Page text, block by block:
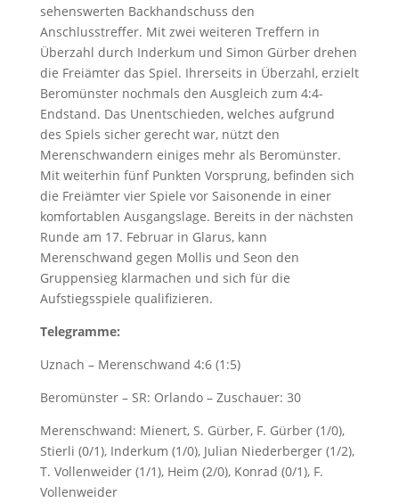
sehenswerten Backhandschuss den
Anschlusstreffer. Mit zwei weiteren Treffern in
Überzahl durch Inderkum und Simon Gürber drehen
die Freiämter das Spiel. Ihrerseits in Überzahl, erzielt
Beromünster nochmals den Ausgleich zum 4:4-
Endstand. Das Unentschieden, welches aufgrund
des Spiels sicher gerecht war, nützt den
Merenschwandern einiges mehr als Beromünster.
Mit weiterhin fünf Punkten Vorsprung, befinden sich
die Freiämter vier Spiele vor Saisonende in einer
komfortablen Ausgangslage. Bereits in der nächsten
Runde am 17. Februar in Glarus, kann
Merenschwand gegen Mollis und Seon den
Gruppensieg klarmachen und sich für die
Aufstiegsspiele qualifizieren.
Telegramme:
Uznach – Merenschwand 4:6 (1:5)
Beromünster – SR: Orlando – Zuschauer: 30
Merenschwand: Mienert, S. Gürber, F. Gürber (1/0),
Stierli (0/1), Inderkum (1/0), Julian Niederberger (1/2),
T. Vollenweider (1/1), Heim (2/0), Konrad (0/1), F.
Vollenweider